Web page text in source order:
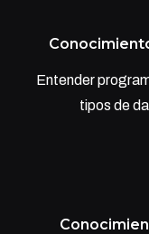
Entender
tipos de